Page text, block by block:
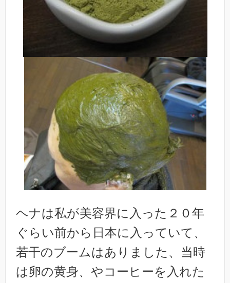
ヘナは私が美容界に入った２０年
ぐらい前から日本に入っていて、
若干のブームはありました、当時
は卵の黄身、やコーヒーを入れた